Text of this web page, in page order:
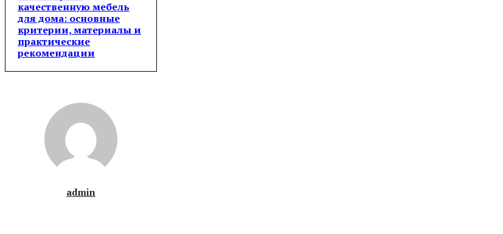
качественную мебель
для дома: основные
критерии, материалы и
практические
рекомендации
admin